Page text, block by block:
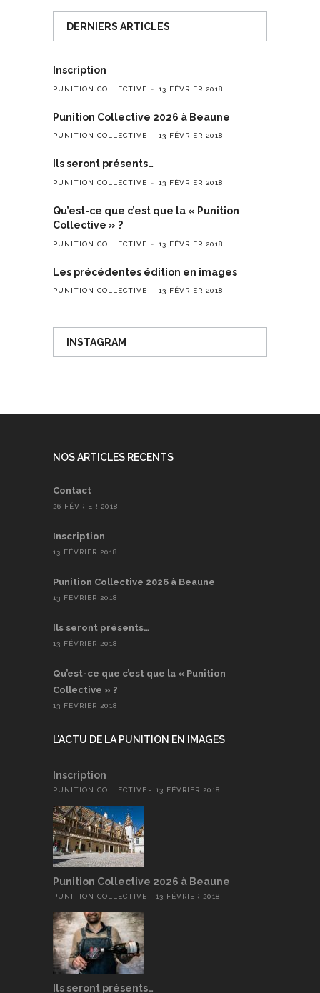
DERNIERS ARTICLES
Inscription
PUNITION COLLECTIVE 13 FÉVRIER 2018
Punition Collective 2026 à Beaune
PUNITION COLLECTIVE 13 FÉVRIER 2018
Ils seront présents…
PUNITION COLLECTIVE 13 FÉVRIER 2018
Qu’est-ce que c’est que la « Punition
Collective » ?
PUNITION COLLECTIVE 13 FÉVRIER 2018
Les précédentes édition en images
PUNITION COLLECTIVE 13 FÉVRIER 2018
INSTAGRAM
NOS ARTICLES RECENTS
Contact
26 FÉVRIER 2018
Inscription
13 FÉVRIER 2018
Punition Collective 2026 à Beaune
13 FÉVRIER 2018
Ils seront présents…
13 FÉVRIER 2018
Qu’est-ce que c’est que la « Punition
Collective » ?
13 FÉVRIER 2018
L'ACTU DE LA PUNITION EN IMAGES
Inscription
PUNITION COLLECTIVE 13 FÉVRIER 2018
Punition Collective 2026 à Beaune
PUNITION COLLECTIVE 13 FÉVRIER 2018
Ils seront présents…